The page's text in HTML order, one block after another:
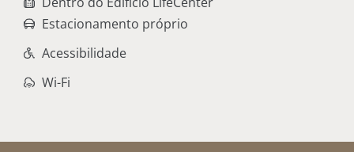
Estacionamento próprio
Acessibilidade
Wi-Fi